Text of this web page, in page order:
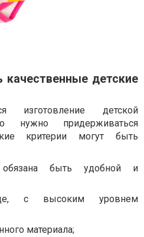
детские
изготовление детской
нужно придерживаться
критерии могут быть
быть удобной и
с высоким уровнем
материала;